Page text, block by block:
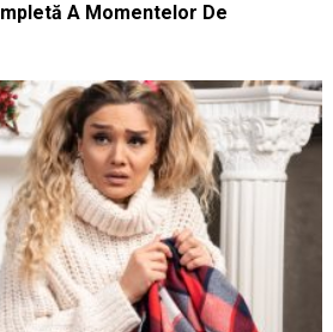
A Momentelor De